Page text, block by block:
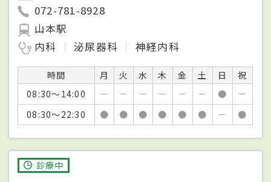
072-781-8928
山本駅
内科
泌尿器科 神経内科
時間 月 火 水 木 金 土 日
祝
08:30～14:00
－ － － － － － ●
－
08:30～22:30
● ● ● ● ● ● － ●
診療中